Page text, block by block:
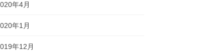
年4月
年1月
年12月